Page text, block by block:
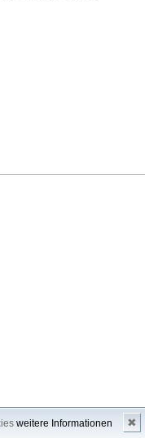
weitere Informationen ✖